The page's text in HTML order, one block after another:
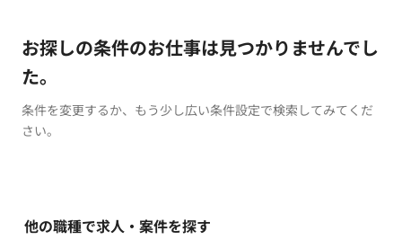
お探しの条件のお仕事は見つかりませんでし
た。
条件を変更するか、もう少し広い条件設定で検索してみてくだ
さい。
他の職種で求人・案件を探す